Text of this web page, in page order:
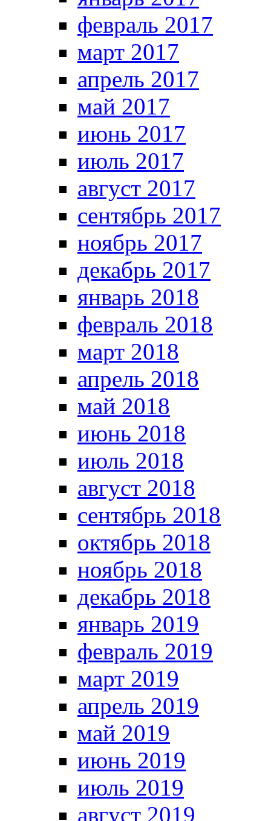
февраль 2017
март 2017
апрель 2017
май 2017
июнь 2017
июль 2017
август 2017
сентябрь 2017
ноябрь 2017
декабрь 2017
январь 2018
февраль 2018
март 2018
апрель 2018
май 2018
июнь 2018
июль 2018
август 2018
сентябрь 2018
октябрь 2018
ноябрь 2018
декабрь 2018
январь 2019
февраль 2019
март 2019
апрель 2019
май 2019
июнь 2019
июль 2019
август 2019